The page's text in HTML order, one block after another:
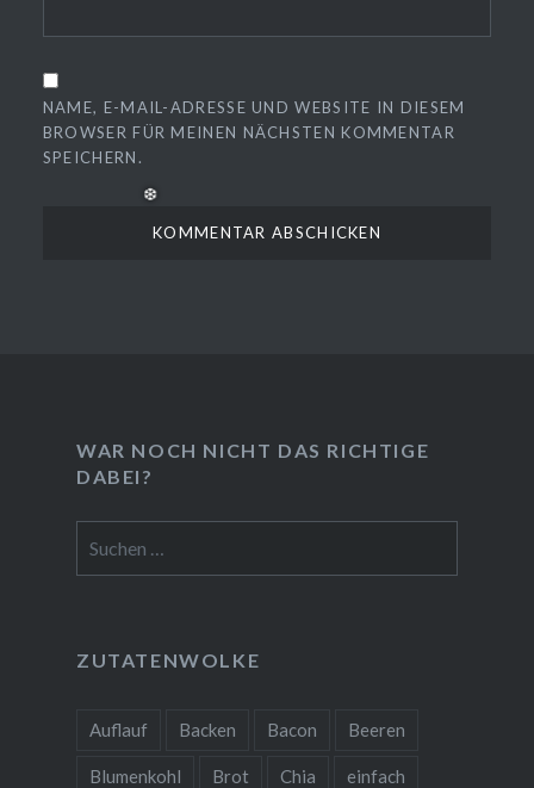
NAME, E-MAIL-ADRESSE UND WEBSITE IN DIESEM
BROWSER FÜR MEINEN NÄCHSTEN KOMMENTAR
SPEICHERN.
WAR NOCH NICHT DAS RICHTIGE
DABEI?
nach:
ZUTATENWOLKE
Auflauf Backen Bacon Beeren
Blumenkohl Brot Chia einfach
❆